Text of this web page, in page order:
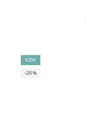
NEW
-20%